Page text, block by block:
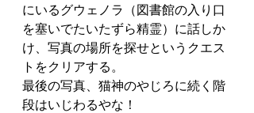
にいるグウェノラ（図書館の入り口
を塞いでたいたずら精霊）に話しか
け、写真の場所を探せというクエス
トをクリアする。
最後の写真、猫神のやじろに続く階
段はいじわるやな！